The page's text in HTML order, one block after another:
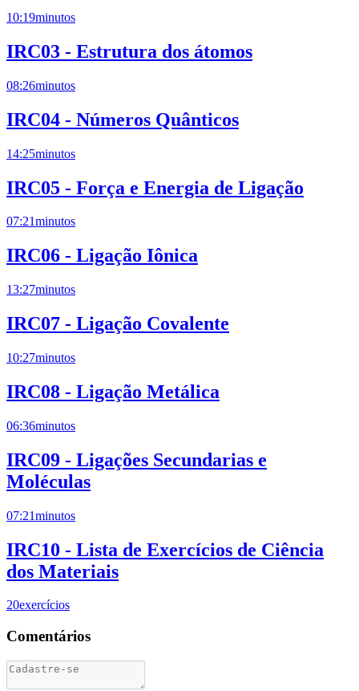
10:19minutos
IRC03 - Estrutura dos átomos
08:26minutos
IRC04 - Números Quânticos
14:25minutos
IRC05 - Força e Energia de Ligação
07:21minutos
IRC06 - Ligação Iônica
13:27minutos
IRC07 - Ligação Covalente
10:27minutos
IRC08 - Ligação Metálica
06:36minutos
IRC09 - Ligações Secundarias e
Moléculas
07:21minutos
IRC10 - Lista de Exercícios de Ciência
dos Materiais
20exercícios
Comentários